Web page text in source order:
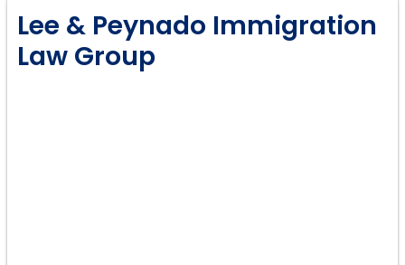
Defensa contra la deportación
Lee & Peynado Immigration
Law Group